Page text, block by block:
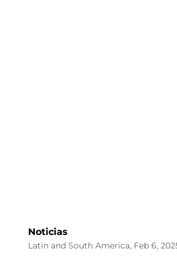
Noticias
Latin and South America, Feb 6,